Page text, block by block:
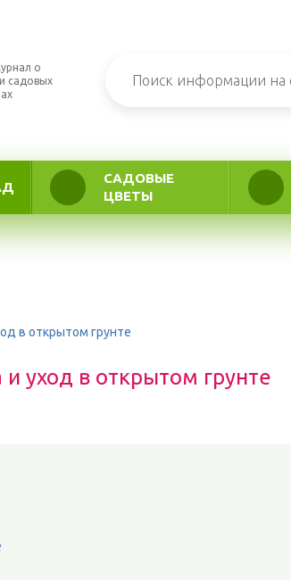
о
садовых
САДОВЫЕ
ЦВЕТЫ
в открытом грунте
уход в открытом грунте